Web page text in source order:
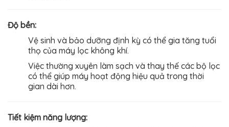
Độ bền:
Vệ sinh và bảo dưỡng định kỳ có thể gia tăng tuổi
thọ của máy lọc không khí.
Việc thường xuyên làm sạch và thay thế các bộ lọc
có thể giúp máy hoạt động hiệu quả trong thời
gian dài hơn.
Tiết kiệm năng lượng: